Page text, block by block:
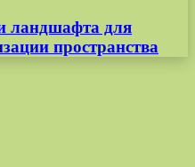
ландшафта для
пространства